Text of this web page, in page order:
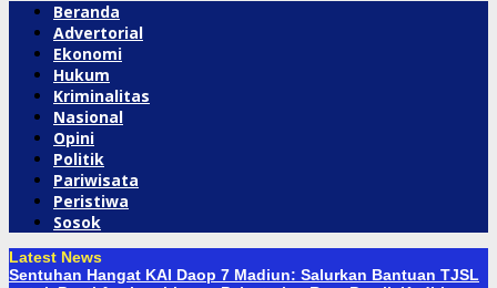
Beranda
Advertorial
Ekonomi
Hukum
Kriminalitas
Nasional
Opini
Politik
Pariwisata
Peristiwa
Sosok
Latest News
Sentuhan Hangat KAI Daop 7 Madiun: Salurkan Bantuan TJSL